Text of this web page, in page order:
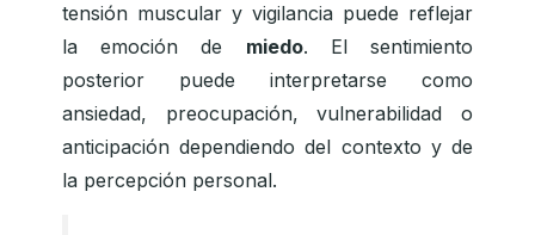
tensión muscular y vigilancia puede reflejar
la emoción de miedo. El sentimiento
posterior puede interpretarse como
ansiedad, preocupación, vulnerabilidad o
anticipación dependiendo del contexto y de
la percepción personal.